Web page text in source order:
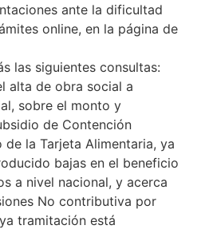
ante la dificultad
online, en la página de
las siguientes consultas:
alta de obra social a
sobre el monto y
de Contención
de la Tarjeta Alimentaria, ya
bajas en el beneficio
a nivel nacional, y acerca
No contributiva por
tramitación está